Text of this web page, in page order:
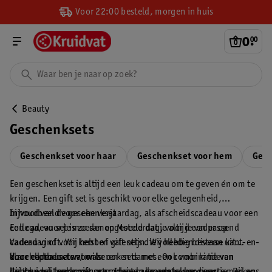
Voor 22:00 besteld, morgen in huis
0.
00
Beauty
Geschenksets
Geschenkset voor haar Geschenkset voor hem
Een geschenkset is altijd een leuk cadeau om te geven én om te
krijgen. Een gift set is geschikt voor elke gelegenheid,
bijvoorbeeld voor een verjaardag, als afscheidscadeau voor een
collega, voor je moeder op Moederdag, voor je vader op
Vaderdag of voor kerst of valentijn. Wij hebben diverse kant-en-
klare cadeausets voor heren en dames. Ook voor kinderen
Inhoud van de geschenkset
Een cadeau set is zo samengesteld dat je altijd een passend
cadeau vindt. Wij hebben gift sets die volledig bestaan uit
doucheproducten, maar ook sets met een combinatie van
Voor elk thema wat wils